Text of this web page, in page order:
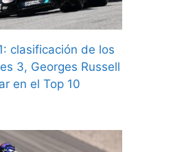
clasificación de los
3, Georges Russell
en el Top 10